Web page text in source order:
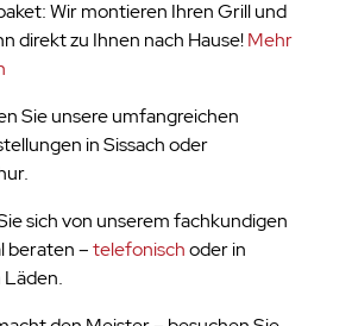
Wir montieren Ihren Grill und
direkt zu Ihnen nach Hause!Mehr
Sie unsere umfangreichen
in Sissach oder
sich von unserem fachkundigen
beraten –telefonischoder in
Läden.